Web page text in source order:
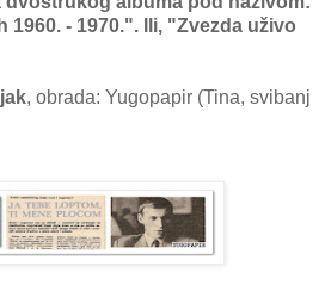
- 1970.". Ili, "Zvezda uživo
, obrada: Yugopapir (Tina, svibanj